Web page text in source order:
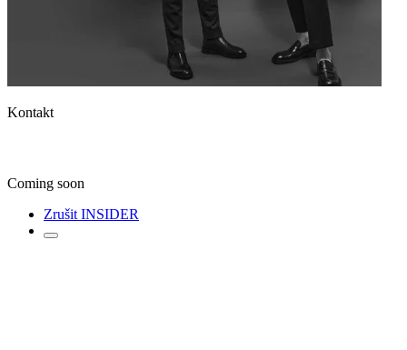
Kontakt
Coming soon
Zrušit INSIDER